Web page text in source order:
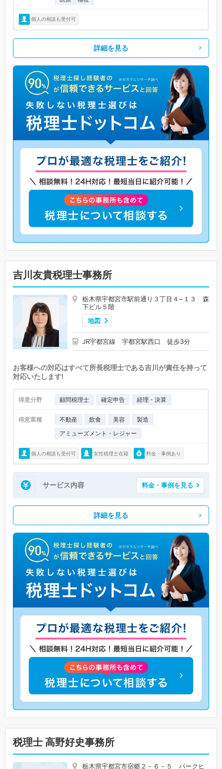
個人の相談も受付可
詳細を見る
吉川友貴税理士事務所
栃木県宇都宮市駅前通り３丁目４−１３ 森
下ビル５階
地図
JR宇都宮線 宇都宮駅西口 徒歩3分
お客様への対応はすべて所長税理士である吉川が責任を持って
対応いたします!
得意分野 顧問税理士 確定申告 経理・決算
得意業種 不動産 飲食 美容
製造
アミューズメント・レジャー
個人の相談も受付可 女性税理士在籍 料金・事例あり
サービス内容 料金・事例を見る
詳細を見る
税理士 高野好史事務所
栃木県宇都宮市宿郷２－６－５ パークヒ